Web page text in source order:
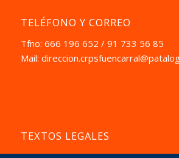
TELÉFONO Y CORREO
Tfno: 666 196 652 / 91 733 56 85
Mail:
TEXTOS LEGALES